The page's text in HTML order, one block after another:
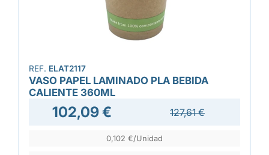
REF. ELAT2117
VASO PAPEL LAMINADO PLA BEBIDA
CALIENTE 360ML
102,09 € 127,61 €
0,102 €/Unidad